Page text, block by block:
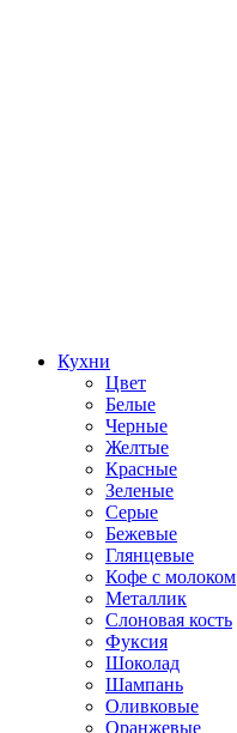
Кухни
Цвет
Белые
Черные
Желтые
Красные
Зеленые
Серые
Бежевые
Глянцевые
Кофе с молоком
Металлик
Слоновая кость
Фуксия
Шоколад
Шампань
Оливковые
Оранжевые